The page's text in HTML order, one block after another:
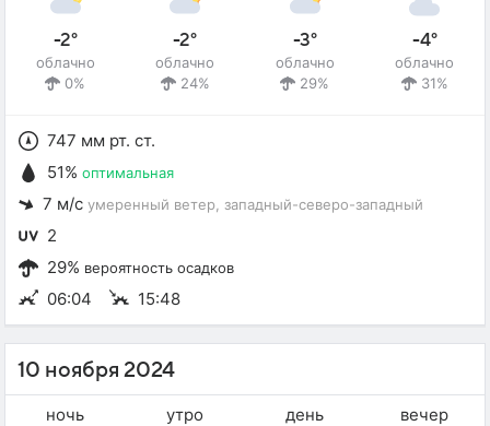
-2°
облачно
0%
-2°
облачно
24%
-3°
облачно
29%
-4°
облачно
31%
747 мм рт. ст.
51% оптимальная
7 м/с умеренный ветер , западный-северо-западный
2
29% вероятность осадков
06:04 15:48
10 ноября 2024
ночь утро день вечер